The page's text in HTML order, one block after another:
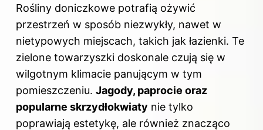
Rośliny doniczkowe potrafią ożywić
przestrzeń w sposób niezwykły, nawet w
nietypowych miejscach, takich jak łazienki. Te
zielone towarzyszki doskonale czują się w
wilgotnym klimacie panującym w tym
pomieszczeniu. Jagody, paprocie oraz
popularne skrzydłokwiaty nie tylko
poprawiają estetykę, ale również znacząco